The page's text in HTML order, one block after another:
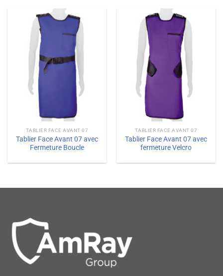
TABLIER FACE AVANT 07
Tablier Face Avant 07 avec
Fermeture Boucle
TABLIER FACE AVANT 07
Tablier Face Avant 07 avec
fermeture Velcro